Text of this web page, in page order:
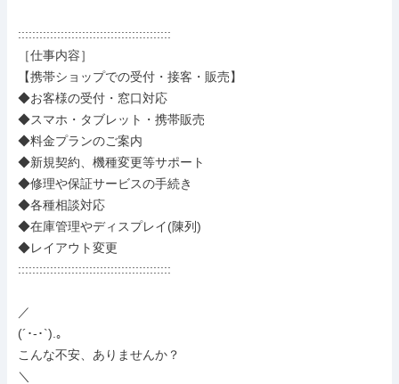
:::::::::::::::::::::::::::::::::::::::::::
［仕事内容］
【携帯ショップでの受付・接客・販売】
◆お客様の受付・窓口対応
◆スマホ・タブレット・携帯販売
◆料金プランのご案内
◆新規契約、機種変更等サポート
◆修理や保証サービスの手続き
◆各種相談対応
◆在庫管理やディスプレイ(陳列)
◆レイアウト変更
:::::::::::::::::::::::::::::::::::::::::::
／
(´･-･`).｡
こんな不安、ありませんか？
＼